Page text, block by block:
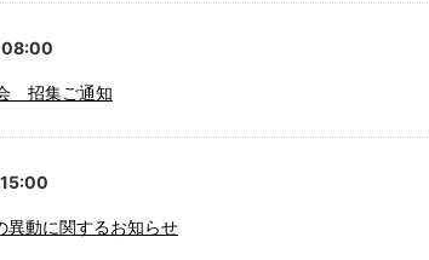
招集ご通知
異動に関するお知らせ